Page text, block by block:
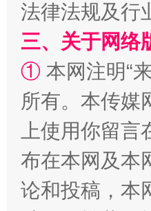
国家大学科技园优化
法律法规及行
三、关于网络
① 本网注明“
所有。本传媒
上使用你留
布在本网及本
论和投稿，本